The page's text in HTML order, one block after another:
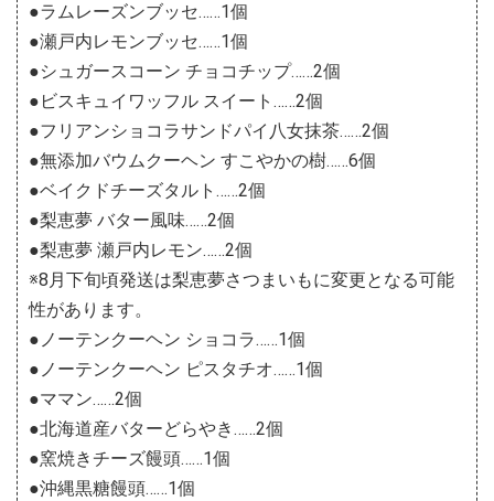
●ラムレーズンブッセ……1個
●瀬戸内レモンブッセ……1個
●シュガースコーン チョコチップ……2個
●ビスキュイワッフル スイート……2個
●フリアンショコラサンドパイ八女抹茶……2個
●無添加バウムクーヘン すこやかの樹……6個
●ベイクドチーズタルト……2個
●梨恵夢 バター風味……2個
●梨恵夢 瀬戸内レモン……2個
※8月下旬頃発送は梨恵夢さつまいもに変更となる可能
性があります。
●ノーテンクーヘン ショコラ……1個
●ノーテンクーヘン ピスタチオ……1個
●ママン……2個
●北海道産バターどらやき……2個
●窯焼きチーズ饅頭……1個
●沖縄黒糖饅頭……1個